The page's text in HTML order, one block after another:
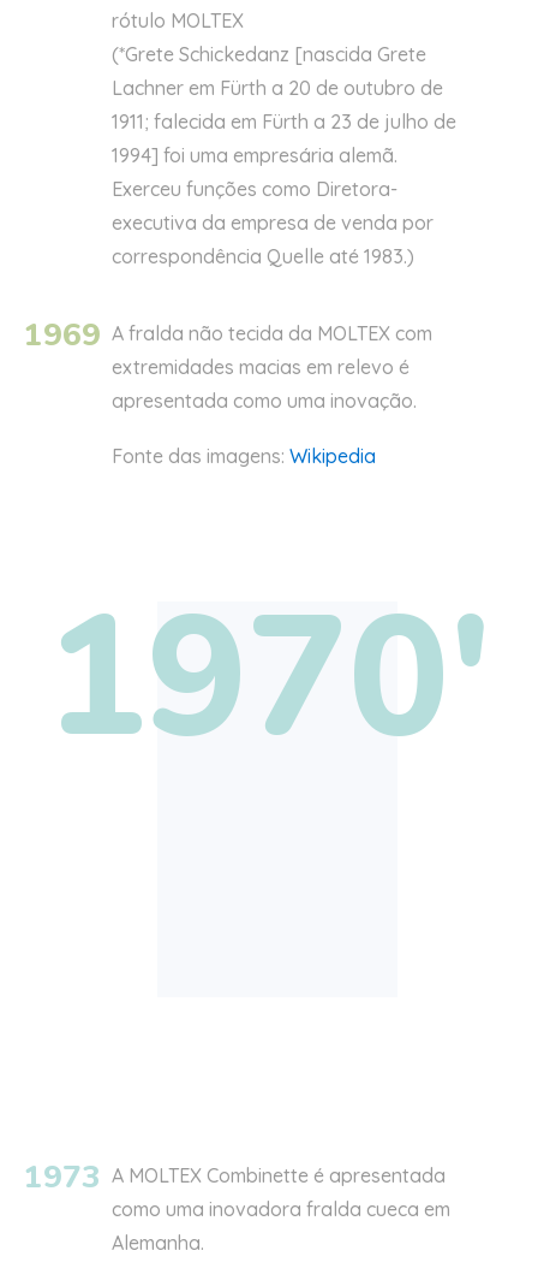
rótulo MOLTEX
(*Grete Schickedanz [nascida Grete
Lachner em Fürth a 20 de outubro de
1911; falecida em Fürth a 23 de julho de
1994] foi uma empresária alemã.
Exerceu funções como Diretora-
executiva da empresa de venda por
correspondência Quelle até 1983.)
1969 A fralda não tecida da MOLTEX com
extremidades macias em relevo é
apresentada como uma inovação.
Fonte das imagens: Wikipedia
1973 A MOLTEX Combinette é apresentada
como uma inovadora fralda cueca em
Alemanha.
1970'